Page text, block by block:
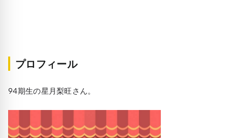
プロフィール
94期生の星月梨旺さん。